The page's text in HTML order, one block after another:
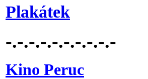
Plakátek
-.-.-.-.-.-.-.-.-.-
Kino Peruc